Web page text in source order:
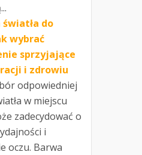
światła do
wybrać
sprzyjające
i zdrowiu
odpowiedniej
w miejscu
zadecydować o
i
oczu. Barwa